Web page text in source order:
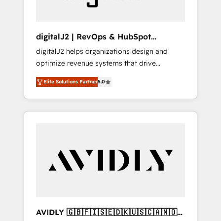
digitalJ2 | RevOps & HubSpot
Implementations
digitalJ2 helps organizations design and
optimize revenue systems that drive
scalable, predictable growth. As a triple-
accredited HubSpot Solutions Partner, we
specialize in both strategic RevOps planning
and hands-on technical execution - building
Services - Managed IT (MSP) - Franchises -
Professional Services - And more! How we
Custom integrations and workflow
Elite Solutions Partner5.0
AVIDLY 🇬🇧🇫🇮🇸🇪🇩🇰🇺🇸🇨🇦🇳🇴